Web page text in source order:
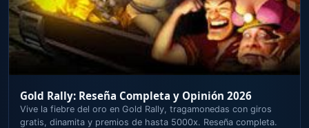
Gold Rally: Reseña Completa y Opinión 2026
Vive la fiebre del oro en Gold Rally, tragamonedas con giros
gratis, dinamita y premios de hasta 5000x. Reseña completa.